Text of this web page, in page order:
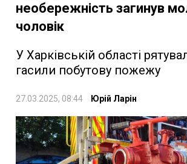
необережність загинув
чоловік
У Харківській області
гасили побутову пожежу
27.03.2025, 08:44 Юрій Ларін